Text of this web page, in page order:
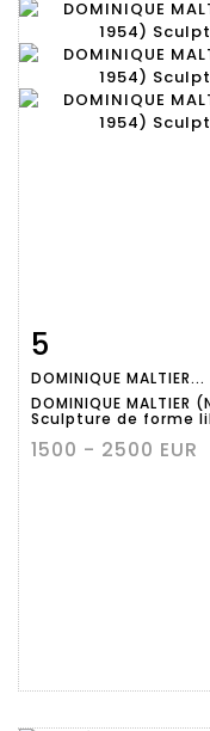
détaillée
5
DOMINIQUE MALTIER...
DOMINIQUE MALTIER
Sculpture de forme
1500 - 2500 EUR